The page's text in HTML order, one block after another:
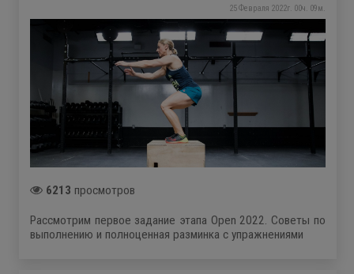
25 Февраля 2022г. 00ч. 09м.
6213 просмотров
Рассмотрим первое задание этапа Open 2022. Советы по
выполнению и полноценная разминка с упражнениями